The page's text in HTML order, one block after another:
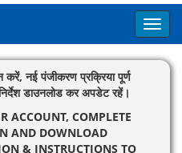
नई पंजीकरण प्रक्रिया पूर्ण
डाउनलोड कर अपडेट रहें।
ACCOUNT, COMPLETE
AND DOWNLOAD
& INSTRUCTIONS TO